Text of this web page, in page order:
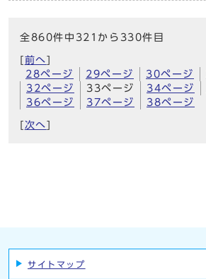
全860件中321から330件目
[前へ]
28ページ
29ページ 30ページ
32ページ
33ページ 34ページ
36ページ
37ページ 38ページ
[次へ]
サイトマップ